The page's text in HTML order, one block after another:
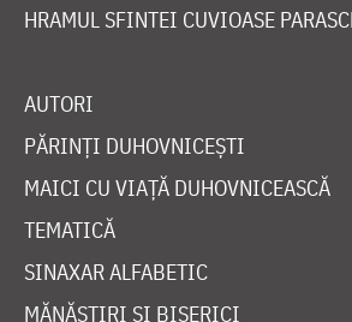
HRAMUL SFINTEI CUVIOASE
AUTORI
PĂRINȚI DUHOVNICEȘTI
MAICI CU VIAȚĂ DUHOVNICEASCĂ
TEMATICĂ
SINAXAR ALFABETIC
MĂNĂSTIRI ȘI BISERICI